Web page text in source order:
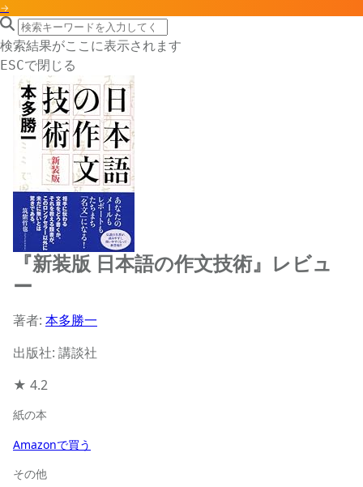
→
search icon
サイト内検索
検索結果がここに表示されます
ESCで閉じる
『新装版 日本語の作文技術』レビュ
ー
著者: 本多勝一
出版社: 講談社
★ 4.2
紙の本
Amazonで買う
その他